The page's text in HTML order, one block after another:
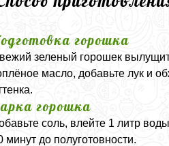
горошка
зеленый горошек
масло, добавьте лук и
горошка
соль, влейте 1 литр
минут до полуготовности.